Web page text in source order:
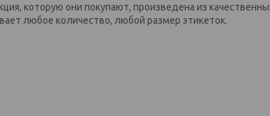
которую они покупают, произведена из
любое количество, любой размер этикеток.